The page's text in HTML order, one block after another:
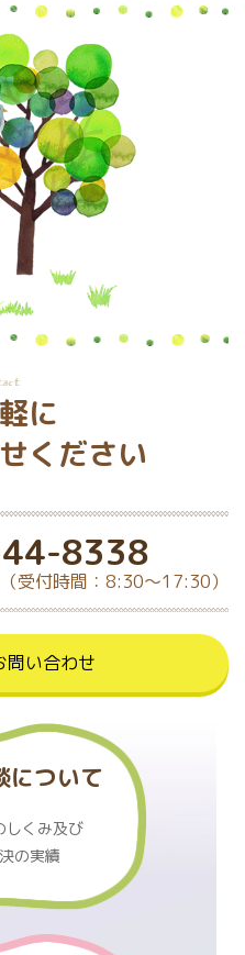
に
ください
8338
（受付時間：8:30～17:30）
問い合わせ
について
しくみ及び
の実績